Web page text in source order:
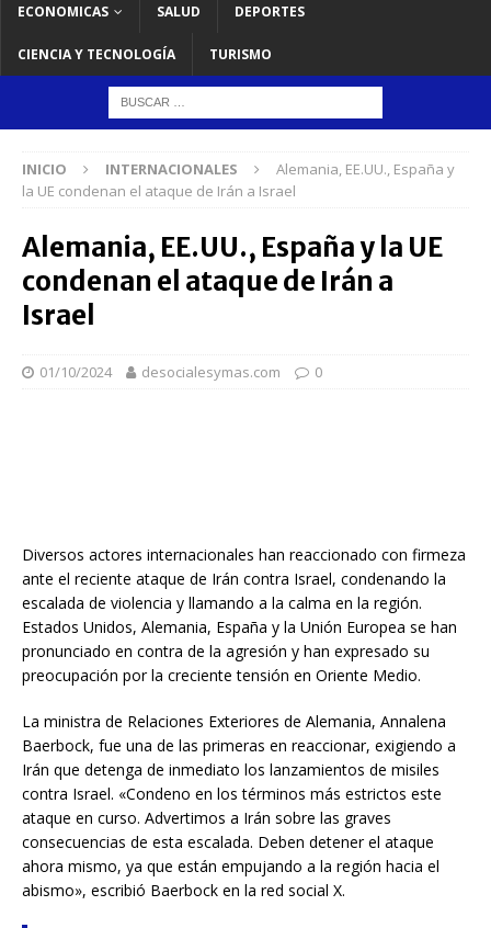
ECONOMICAS SALUD DEPORTES
CIENCIA Y TECNOLOGÍA TURISMO
INICIO INTERNACIONALES
Alemania, EE.UU., España y
la UE condenan el ataque de Irán a Israel
Alemania, EE.UU., España y la UE
condenan el ataque de Irán a
Israel
01/10/2024 desocialesymas.com 0
Diversos actores internacionales han reaccionado con firmeza
ante el reciente ataque de Irán contra Israel, condenando la
escalada de violencia y llamando a la calma en la región.
Estados Unidos, Alemania, España y la Unión Europea se han
pronunciado en contra de la agresión y han expresado su
preocupación por la creciente tensión en Oriente Medio.
La ministra de Relaciones Exteriores de Alemania, Annalena
Baerbock, fue una de las primeras en reaccionar, exigiendo a
Irán que detenga de inmediato los lanzamientos de misiles
contra Israel. «Condeno en los términos más estrictos este
ataque en curso. Advertimos a Irán sobre las graves
consecuencias de esta escalada. Deben detener el ataque
ahora mismo, ya que están empujando a la región hacia el
abismo», escribió Baerbock en la red social X.